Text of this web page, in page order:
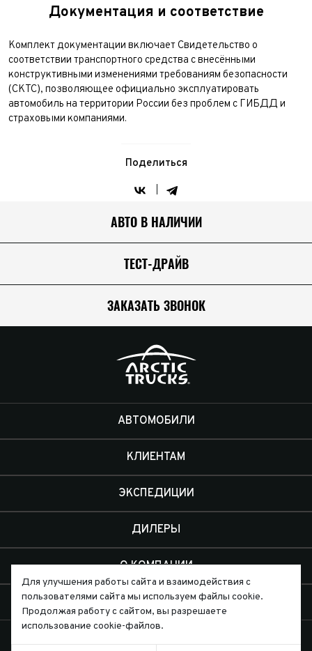
Документация и соответствие
Комплект документации включает Свидетельство о
соответствии транспортного средства с внесёнными
конструктивными изменениями требованиям безопасности
(СКТС), позволяющее официально эксплуатировать
автомобиль на территории России без проблем с ГИБДД и
страховыми компаниями.
Поделиться
АВТО В НАЛИЧИИ
ТЕСТ-ДРАЙВ
ЗАКАЗАТЬ ЗВОНОК
АВТОМОБИЛИ
КЛИЕНТАМ
ЭКСПЕДИЦИИ
ДИЛЕРЫ
О КОМПАНИИ
КОНТАКТЫ
Для улучшения работы сайта и взаимодействия с
пользователями сайта мы используем файлы cookie.
Продолжая работу с сайтом, вы разрешаете
использование cookie-файлов.